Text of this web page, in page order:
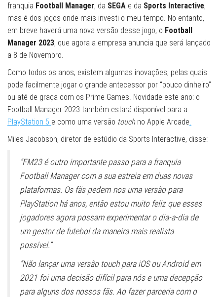
franquia Football Manager, da SEGA e da Sports Interactive,
mas é dos jogos onde mais investi o meu tempo. No entanto,
em breve haverá uma nova versão desse jogo, o Football
Manager 2023, que agora a empresa anuncia que será lançado
a 8 de Novembro.
Como todos os anos, existem algumas inovações, pelas quais
pode facilmente jogar o grande antecessor por “pouco dinheiro”
ou até de graça com os Prime Games. Novidade este ano: o
Football Manager 2023 também estará disponível para a
PlayStation 5 e como uma versão touch no Apple Arcade
Miles Jacobson, diretor de estúdio da Sports Interactive, disse:
“FM23 é outro importante passo para a franquia
Football Manager com a sua estreia em duas novas
plataformas. Os fãs pedem-nos uma versão para
PlayStation há anos, então estou muito feliz que esses
jogadores agora possam experimentar o dia-a-dia de
um gestor de futebol da maneira mais realista
possível.”
“Não lançar uma versão touch para iOS ou Android em
2021 foi uma decisão difícil para nós e uma decepção
para alguns dos nossos fãs. Ao fazer parceria com o